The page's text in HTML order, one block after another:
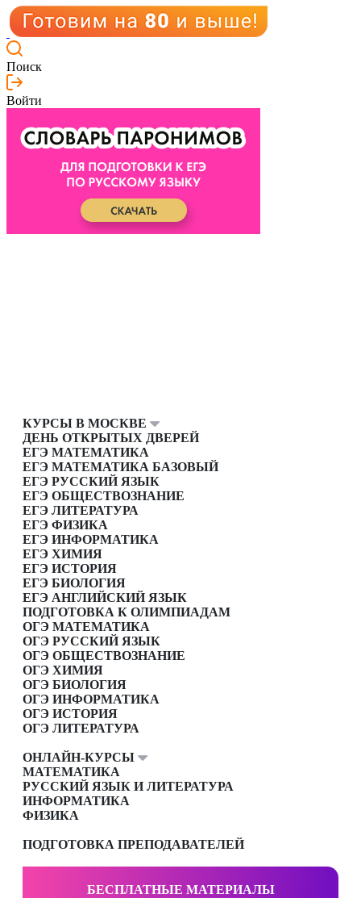
Поиск
Войти
КУРСЫ В МОСКВЕ
ДЕНЬ ОТКРЫТЫХ ДВЕРЕЙ
ЕГЭ МАТЕМАТИКА
ЕГЭ МАТЕМАТИКА БАЗОВЫЙ
ЕГЭ РУССКИЙ ЯЗЫК
ЕГЭ ОБЩЕСТВОЗНАНИЕ
ЕГЭ ЛИТЕРАТУРА
ЕГЭ ФИЗИКА
ЕГЭ ИНФОРМАТИКА
ЕГЭ ХИМИЯ
ЕГЭ ИСТОРИЯ
ЕГЭ БИОЛОГИЯ
ЕГЭ АНГЛИЙСКИЙ ЯЗЫК
ПОДГОТОВКА К ОЛИМПИАДАМ
ОГЭ МАТЕМАТИКА
ОГЭ РУССКИЙ ЯЗЫК
ОГЭ ОБЩЕСТВОЗНАНИЕ
ОГЭ ХИМИЯ
ОГЭ БИОЛОГИЯ
ОГЭ ИНФОРМАТИКА
ОГЭ ИСТОРИЯ
ОГЭ ЛИТЕРАТУРА
ОНЛАЙН-КУРСЫ
МАТЕМАТИКА
РУССКИЙ ЯЗЫК И ЛИТЕРАТУРА
ИНФОРМАТИКА
ФИЗИКА
ПОДГОТОВКА ПРЕПОДАВАТЕЛЕЙ
БЕСПЛАТНЫЕ МАТЕРИАЛЫ